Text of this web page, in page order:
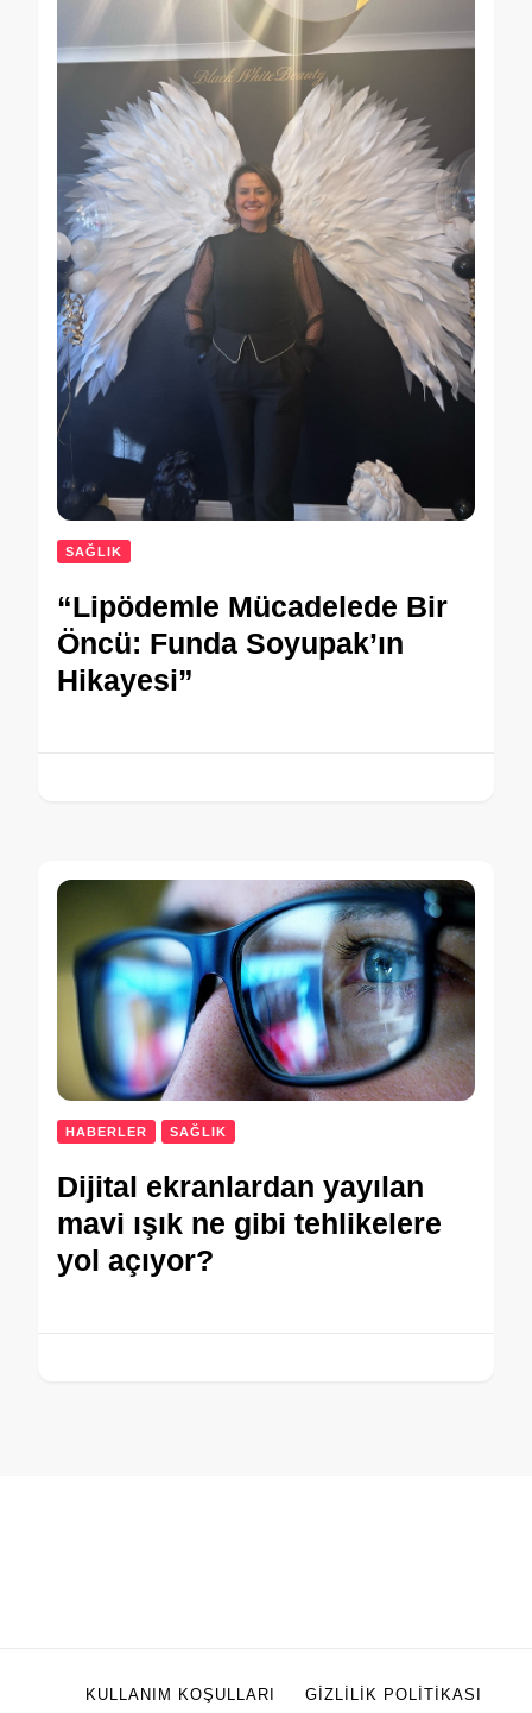
SAĞLIK
“Lipödemle Mücadelede Bir
Öncü: Funda Soyupak’ın
Hikayesi”
HABERLER SAĞLIK
Dijital ekranlardan yayılan
mavi ışık ne gibi tehlikelere
yol açıyor?
KULLANIM KOŞULLARI GIZLILIK POLITIKASI